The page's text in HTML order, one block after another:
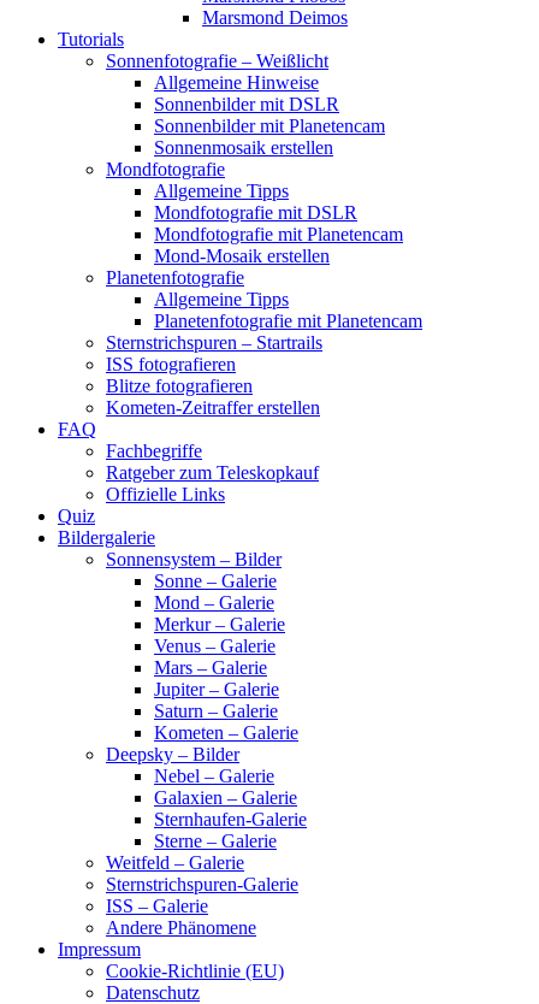
Marsmond Deimos
Tutorials
Sonnenfotografie – Weißlicht
Allgemeine Hinweise
Sonnenbilder mit DSLR
Sonnenbilder mit Planetencam
Sonnenmosaik erstellen
Mondfotografie
Allgemeine Tipps
Mondfotografie mit DSLR
Mondfotografie mit Planetencam
Mond-Mosaik erstellen
Planetenfotografie
Allgemeine Tipps
Planetenfotografie mit Planetencam
Sternstrichspuren – Startrails
ISS fotografieren
Blitze fotografieren
Kometen-Zeitraffer erstellen
FAQ
Fachbegriffe
Ratgeber zum Teleskopkauf
Offizielle Links
Quiz
Bildergalerie
Sonnensystem – Bilder
Sonne – Galerie
Mond – Galerie
Merkur – Galerie
Venus – Galerie
Mars – Galerie
Jupiter – Galerie
Saturn – Galerie
Kometen – Galerie
Deepsky – Bilder
Nebel – Galerie
Galaxien – Galerie
Sternhaufen-Galerie
Sterne – Galerie
Weitfeld – Galerie
Sternstrichspuren-Galerie
ISS – Galerie
Andere Phänomene
Impressum
Cookie-Richtlinie (EU)
Datenschutz